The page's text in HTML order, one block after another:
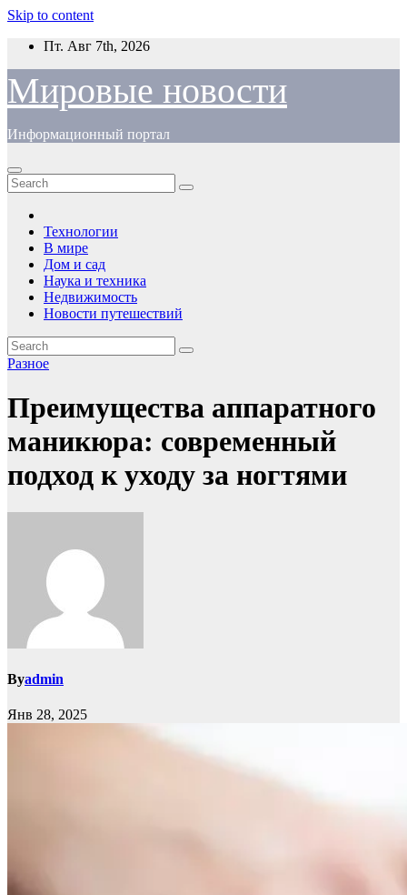
Skip to content
Пт. Авг 7th, 2026
Мировые новости
Информационный портал
Технологии
В мире
Дом и сад
Наука и техника
Недвижимость
Новости путешествий
Разное
Преимущества аппаратного
маникюра: современный
подход к уходу за ногтями
Byadmin
Янв 28, 2025